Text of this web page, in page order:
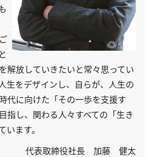
解放していきたいと常々思ってい
生をデザインし、自らが、人生の
代に向けた「その一歩を支援す
指し、関わる人々すべての「生き
ます。
代表取締役社長 加藤 健太